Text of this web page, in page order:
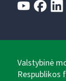
Valstybinė
Respublikos